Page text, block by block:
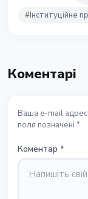
#Інституційне
Коментарі
Ваша e-mail
поля позначені *
Коментар *